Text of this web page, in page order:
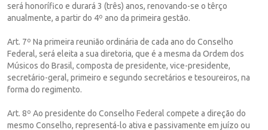
será honorífico e durará 3 (três) anos, renovando-se o têrço
anualmente, a partir do 4º ano da primeira gestão.
Art. 7º Na primeira reunião ordinária de cada ano do Conselho
Federal, será eleita a sua diretoria, que é a mesma da Ordem dos
Músicos do Brasil, composta de presidente, vice-presidente,
secretário-geral, primeiro e segundo secretários e tesoureiros, na
forma do regimento.
Art. 8º Ao presidente do Conselho Federal compete a direção do
mesmo Conselho, representá-lo ativa e passivamente em juízo ou